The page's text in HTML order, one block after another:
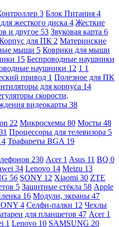
3 Блок Питания 4
жесткого диска 4 Жесткие
и другое 53 Звуковая карта 6
для ПК 2 Материнские
мыши 5 Коврики для мыши
15 Беспроводные наушники
наушники 12 1 1
привод 1 Полезное для ПК
для корпуса 14
скорости,
видеокарты 38
22 Микросхемы 80 Мосты 48
Процессоры для телевизора 5
Трафареты BGA 19
230 Acer 1 Asus 11 BQ 0
34 Lenovo 14 Meizu 13
56 SONY 12 Xiaomi 30 ZTE
5 Защитные стёкла 58 Apple
16 Модули, экраны 47
4 Селфи-палки 12 Чехлы
для планшетов 47 Acer 1
1 Lenovo 10 SAMSUNG 20